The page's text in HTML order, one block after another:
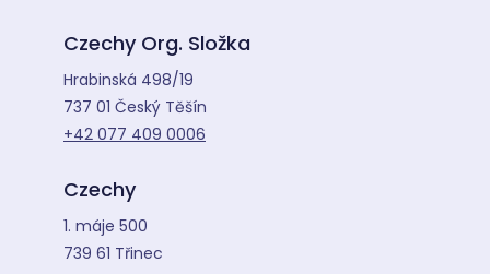
Czechy Org. Složka
Hrabinská 498/19
737 01 Český Těšín
+42 077 409 0006
Czechy
1. máje 500
739 61 Třinec